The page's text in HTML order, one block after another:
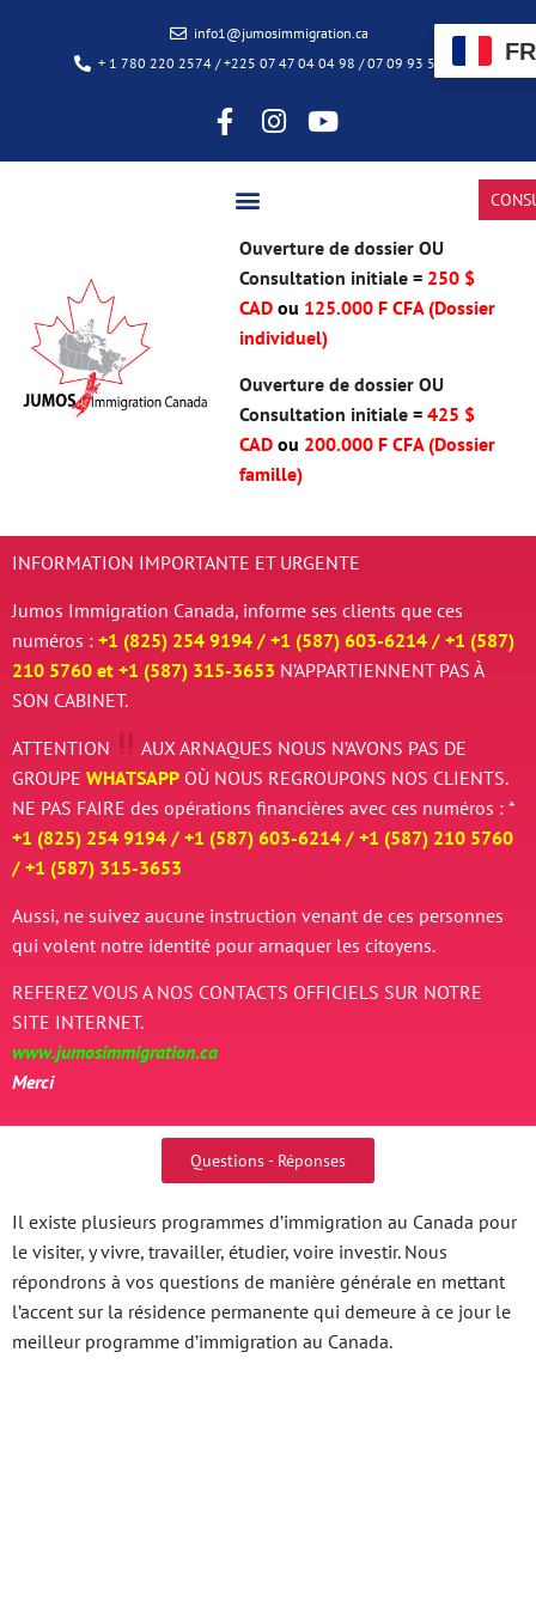
info1@jumosimmigration.ca
+ 1 780 220 2574 / +225 07 47 04 04 98 / 07 09 93 50 85
Ouverture de dossier OU
Consultation initiale = 250 $
CADou 125.000 F CFA (Dossier
individuel)
Ouverture de dossier OU
Consultation initiale =425 $
CAD ou 200.000 F CFA (Dossier
famille)
INFORMATION IMPORTANTE ET URGENTE
Jumos Immigration Canada, informe ses clients que ces
numéros : +1 (825) 254 9194 / +1 (587) 603-6214 / +1 (587)
210 5760 et +1 (587) 315-3653 N’APPARTIENNENT PAS À
SON CABINET.
ATTENTION AUX ARNAQUES NOUS N’AVONS PAS DE
GROUPE WHATSAPP OÙ NOUS REGROUPONS NOS CLIENTS.
NE PAS FAIRE des opérations financières avec ces numéros : *
+1 (825) 254 9194 / +1 (587) 603-6214 / +1 (587) 210 5760
/ +1 (587) 315-3653
Aussi, ne suivez aucune instruction venant de ces personnes
qui volent notre identité pour arnaquer les citoyens.
REFEREZ VOUS A NOS CONTACTS OFFICIELS SUR NOTRE
SITE INTERNET.
www.jumosimmigration.ca
Merci
Questions - Réponses
Il existe plusieurs programmes d’immigration au Canada pour
le visiter, y vivre, travailler, étudier, voire investir. Nous
répondrons à vos questions de manière générale en mettant
l’accent sur la résidence permanente qui demeure à ce jour le
meilleur programme d’immigration au Canada.
FR